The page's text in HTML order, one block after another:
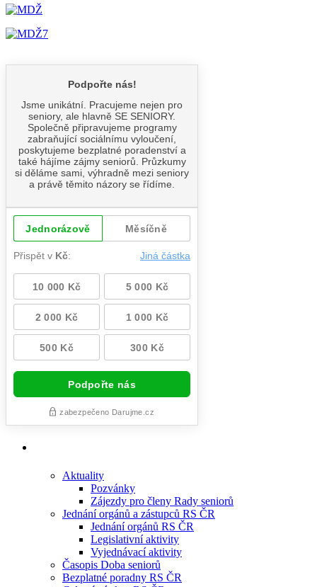
Aktuality
Pozvánky
Zájezdy pro členy Rady seniorů
Jednání orgánů a zástupců RS ČR
Jednání orgánů RS ČR
Legislativní aktivity
Vyjednávací aktivity
Časopis Doba seniorů
Bezplatné poradny RS ČR